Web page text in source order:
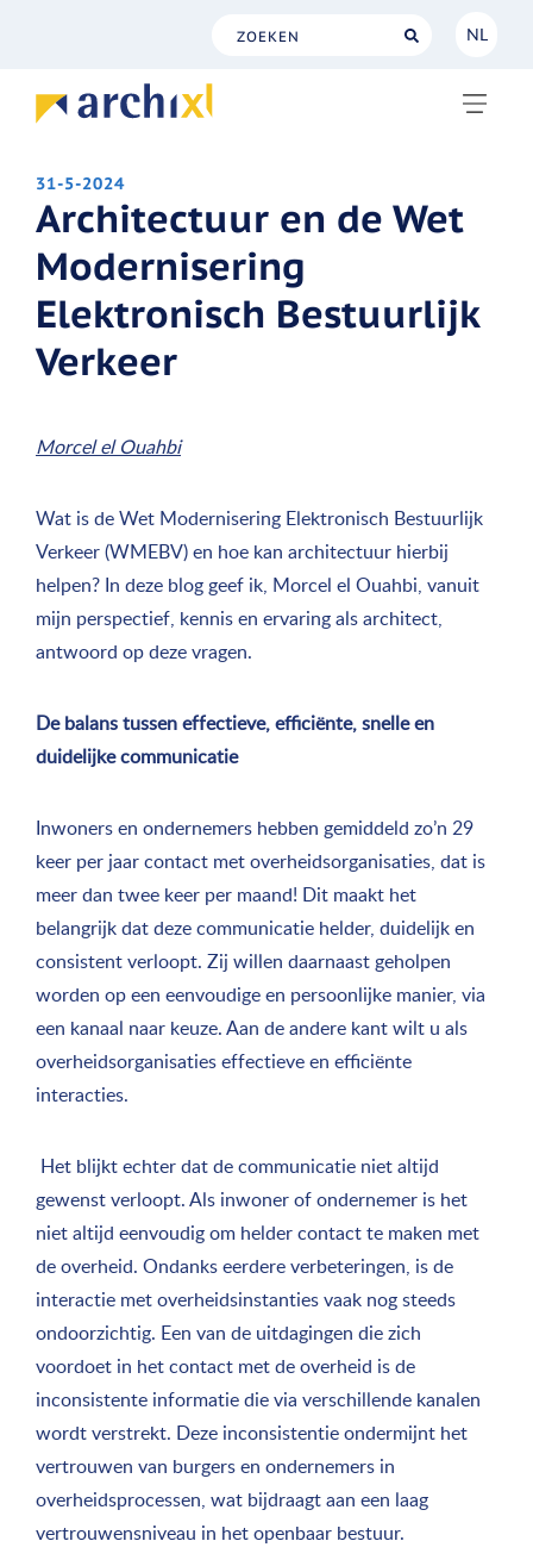
NL
31-5-2024
Architectuur en de Wet
Modernisering
Elektronisch Bestuurlijk
Verkeer
Morcel el Ouahbi
Wat is de Wet Modernisering Elektronisch Bestuurlijk
Verkeer (WMEBV) en hoe kan architectuur hierbij
helpen? In deze blog geef ik, Morcel el Ouahbi, vanuit
mijn perspectief, kennis en ervaring als architect,
antwoord op deze vragen.
De balans tussen effectieve, efficiënte, snelle en
duidelijke communicatie
Inwoners en ondernemers hebben gemiddeld zo’n 29
keer per jaar contact met overheidsorganisaties, dat is
meer dan twee keer per maand! Dit maakt het
belangrijk dat deze communicatie helder, duidelijk en
consistent verloopt. Zij willen daarnaast geholpen
worden op een eenvoudige en persoonlijke manier, via
een kanaal naar keuze. Aan de andere kant wilt u als
overheidsorganisaties effectieve en efficiënte
interacties.
Het blijkt echter dat de communicatie niet altijd
gewenst verloopt. Als inwoner of ondernemer is het
niet altijd eenvoudig om helder contact te maken met
de overheid. Ondanks eerdere verbeteringen, is de
interactie met overheidsinstanties vaak nog steeds
ondoorzichtig. Een van de uitdagingen die zich
voordoet in het contact met de overheid is de
inconsistente informatie die via verschillende kanalen
wordt verstrekt. Deze inconsistentie ondermijnt het
vertrouwen van burgers en ondernemers in
overheidsprocessen, wat bijdraagt aan een laag
vertrouwensniveau in het openbaar bestuur.